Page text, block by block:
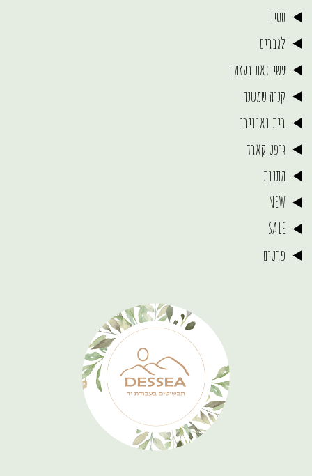
סטים
לגברים
עשי זאת בעצמך
קניה שמשנה
בית ואווירה
גיפט קארד
מתנות
NEW
SALE
פרטים